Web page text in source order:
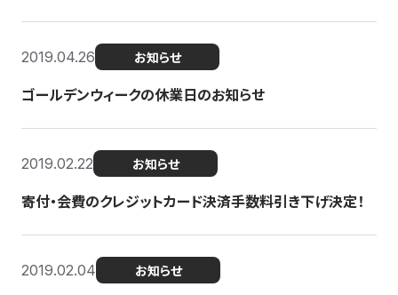
2019.04.26 お知らせ
ゴールデンウィークの休業日のお知らせ
2019.02.22 お知らせ
寄付・会費のクレジットカード決済手数料引き下げ決定！
2019.02.04 お知らせ